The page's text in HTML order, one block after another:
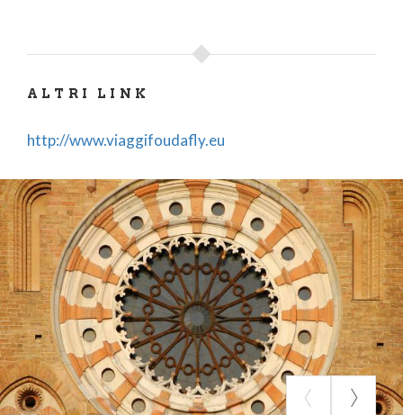
ALTRI LINK
http://www.viaggifoudafly.eu